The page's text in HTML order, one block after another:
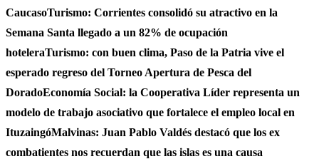
CaucasoTurismo: Corrientes consolidó su atractivo en la
Semana Santa llegado a un 82% de ocupación
hoteleraTurismo: con buen clima, Paso de la Patria vive el
esperado regreso del Torneo Apertura de Pesca del
DoradoEconomía Social: la Cooperativa Líder representa un
modelo de trabajo asociativo que fortalece el empleo local en
ItuzaingóMalvinas: Juan Pablo Valdés destacó que los ex
combatientes nos recuerdan que las islas es una causa